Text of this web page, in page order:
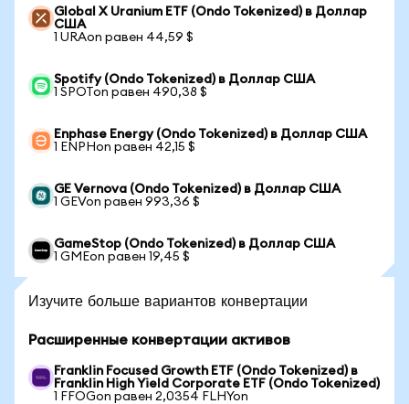
Global X Uranium ETF (Ondo Tokenized) в Доллар
США
1 URAon равен 44,59 $
Spotify (Ondo Tokenized) в Доллар США
1 SPOTon равен 490,38 $
Enphase Energy (Ondo Tokenized) в Доллар США
1 ENPHon равен 42,15 $
GE Vernova (Ondo Tokenized) в Доллар США
1 GEVon равен 993,36 $
GameStop (Ondo Tokenized) в Доллар США
1 GMEon равен 19,45 $
Изучите больше вариантов конвертации
Расширенные конвертации активов
Franklin Focused Growth ETF (Ondo Tokenized) в
Franklin High Yield Corporate ETF (Ondo Tokenized)
1 FFOGon равен 2,0354 FLHYon